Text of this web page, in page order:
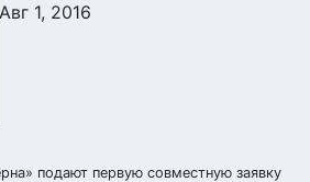
Авг 1, 2016
подают первую совместную заявку